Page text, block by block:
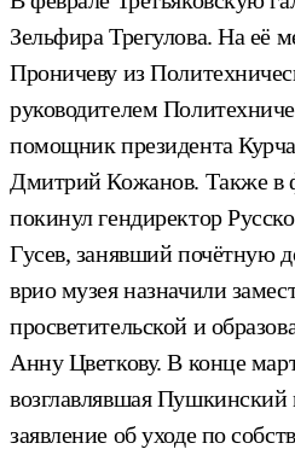
Зельфира Трегулова. На её
Проничеву из
руководителем
помощник президента
Дмитрий Кожанов. Также в
покинул гендиректор
Гусев, занявший почётную
врио музея назначили
просветительской и
Анну Цветкову. В конце
возглавлявшая Пушкинский
заявление об уходе по